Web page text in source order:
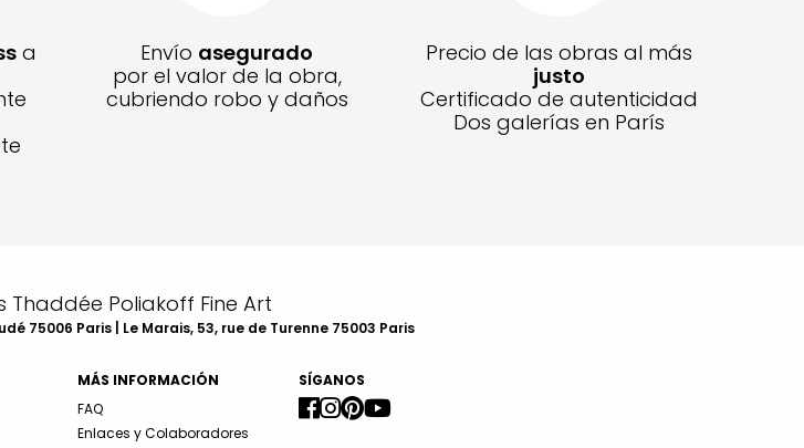
a
Envío asegurado
por el valor de la obra,
cubriendo robo y daños
Precio de las obras al más
justo
Certificado de autenticidad
Dos galerías en París
Thaddée Poliakoff Fine Art
75006 Paris | Le Marais, 53, rue de Turenne 75003 Paris
MÁS INFORMACIÓN
FAQ
Enlaces y Colaboradores
SÍGANOS